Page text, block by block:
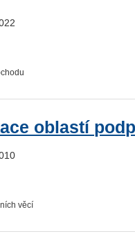
oblastí
věcí